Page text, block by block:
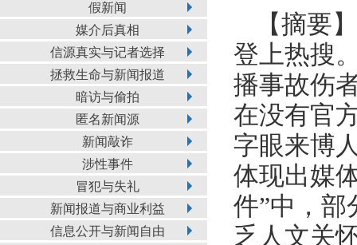
假新闻
媒介后真相
信源真实与记者选择
拯救生命与新闻报道
暗访与偷拍
匿名新闻源
新闻敲诈
涉性事件
冒犯与失礼
新闻报道与商业利益
信息公开与新闻自由
【摘要
登上热搜
播事故伤
在没有官
字眼来博
体现出媒
件”中，部
乏人文关